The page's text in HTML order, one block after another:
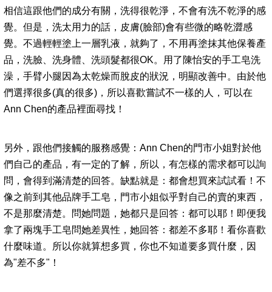
相信這跟他們的成分有關，洗得很乾淨，不會有洗不乾淨的感
覺。但是，洗太用力的話，皮膚(臉部)會有些微的略乾澀感
覺。不過輕輕塗上一層乳液，就夠了，不用再塗抹其他保養產
品，洗臉、洗身體、洗頭髮都很OK。用了陳怡安的手工皂洗
澡，手臂小腿因為太乾燥而脫皮的狀況，明顯改善中。由於他
們選擇很多(真的很多)，所以喜歡嘗試不一樣的人，可以在
Ann Chen的產品裡面尋找！
另外，跟他們接觸的服務感覺：Ann Chen的門市小姐對於他
們自己的產品，有一定的了解，所以，有怎樣的需求都可以詢
問，會得到滿清楚的回答。缺點就是：都會想買來試試看！不
像之前到其他品牌手工皂，門市小姐似乎對自己的賣的東西，
不是那麼清楚。問她問題，她都只是回答：都可以耶！即便我
拿了兩塊手工皂問她差異性，她回答：都差不多耶！看你喜歡
什麼味道。所以你就算想多買，你也不知道要多買什麼，因
為"差不多"！